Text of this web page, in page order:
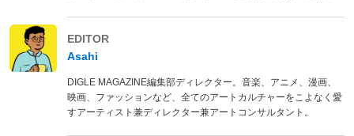
EDITOR
Asahi
DIGLE MAGAZINE編集部ディレクター。音楽、アニメ、漫画、
映画、ファッションなど、全てのアートカルチャーをこよなく愛
すアーティスト兼ディレクター兼アートコンサルタント。